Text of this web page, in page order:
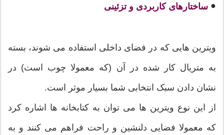
● ساختارهای کاربردی و تزئینی
ویترین هایی که در فضای داخلی استفاده می شوند، بسته
به متریال کار شده در آن (که معمولا چوب است) در
نشان دادن سبک انتخابی شما بسیار موثر است.
از این نوع ویترین ها می توان به کتابخانه ها اشاره کرد
که معمولا فضایی دلنشین و راحت فراهم می کنند و به